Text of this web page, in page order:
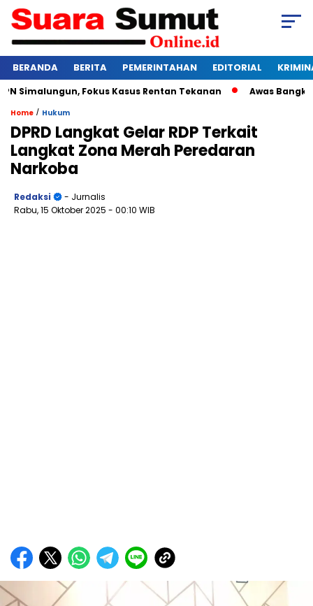
BERANDA BERITA PEMERINTAHAN EDITORIAL
Fokus Kasus Rentan Tekanan Awas Bangkrut!
Home / Hukum
DPRD Langkat Gelar RDP Terkait
Langkat Zona Merah Peredaran
Narkoba
Redaksi
- Jurnalis
Rabu, 15 Oktober 2025 - 00:10 WIB